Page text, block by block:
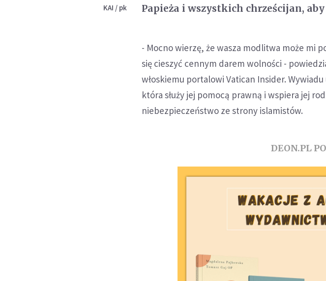
KAI / pk
Papieża i wszystkich chrześcijan,
- Mocno wierzę, że wasza modlitwa może mi
się cieszyć cennym darem wolności -
włoskiemu portalowi Vatican Insider.
która służy jej pomocą prawną i wspiera jej
niebezpieczeństwo ze strony islamistów.
DEON.PL